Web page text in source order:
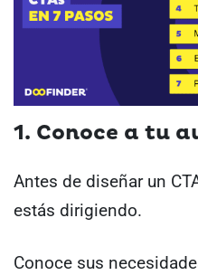
1. Conoce a tu
Antes de diseñar un
estás dirigiendo.
Conoce sus